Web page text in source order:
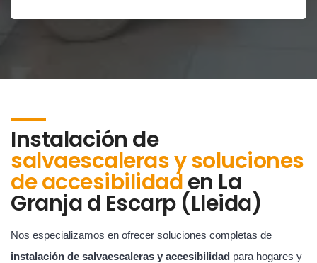
Instalación de
salvaescaleras y soluciones
de accesibilidaden La
Granja d Escarp (Lleida)
Nos especializamos en ofrecer soluciones completas de
instalación de salvaescaleras y accesibilidad para hogares y